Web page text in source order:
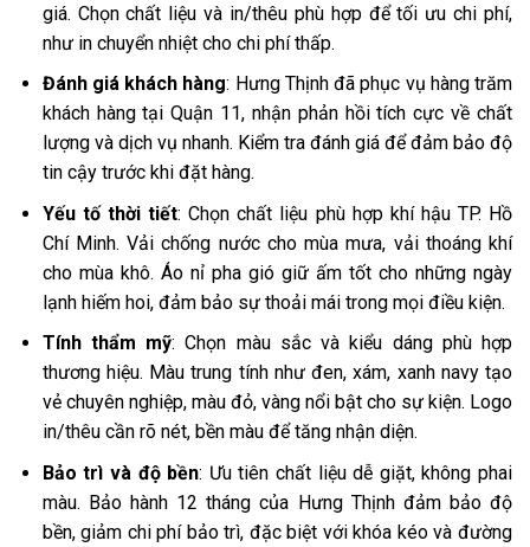
giá. Chọn chất liệu và in/thêu phù hợp để tối ưu chi phí,
như in chuyển nhiệt cho chi phí thấp.
Đánh giá khách hàng: Hưng Thịnh đã phục vụ hàng trăm
khách hàng tại Quận 11, nhận phản hồi tích cực về chất
lượng và dịch vụ nhanh. Kiểm tra đánh giá để đảm bảo độ
tin cậy trước khi đặt hàng.
Yếu tố thời tiết: Chọn chất liệu phù hợp khí hậu TP. Hồ
Chí Minh. Vải chống nước cho mùa mưa, vải thoáng khí
cho mùa khô. Áo nỉ pha gió giữ ấm tốt cho những ngày
lạnh hiếm hoi, đảm bảo sự thoải mái trong mọi điều kiện.
Tính thẩm mỹ: Chọn màu sắc và kiểu dáng phù hợp
thương hiệu. Màu trung tính như đen, xám, xanh navy tạo
vẻ chuyên nghiệp, màu đỏ, vàng nổi bật cho sự kiện. Logo
in/thêu cần rõ nét, bền màu để tăng nhận diện.
Bảo trì và độ bền: Ưu tiên chất liệu dễ giặt, không phai
màu. Bảo hành 12 tháng của Hưng Thịnh đảm bảo độ
bền, giảm chi phí bảo trì, đặc biệt với khóa kéo và đường